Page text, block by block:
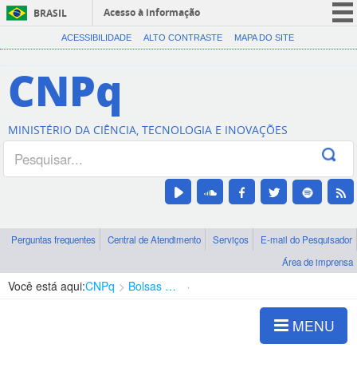
BRASIL
Acesso à informação
CORONAVÍRUS (COVID-19)
Canais
ACESSIBILIDADE ALTO CONTRASTE MAPA DO SITE
CNPq
MINISTÉRIO DA CIÊNCIA, TECNOLOGIA E INOVAÇÕES
Perguntas frequentes Central de Atendimento Serviços
E-mail do Pesquisador
Área de imprensa
Você está aqui:CNPq Bolsas e Auxílios Vigentes
MENU